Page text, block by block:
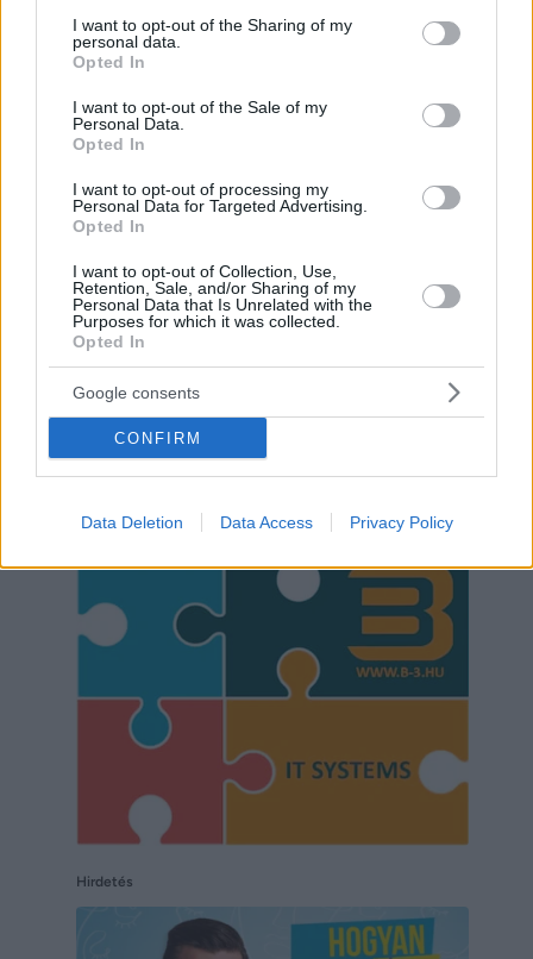
not limited to your visit or usage behaviour. You may click to
grant or deny consent to Google and its third-party tags to
use your data for below specified purposes in below Google
consent section.
I want to opt-out of the Sharing of my
personal data.
Opted In
I want to opt-out of the Sale of my
Personal Data.
Opted In
I want to opt-out of processing my
Personal Data for Targeted Advertising.
Opted In
I want to opt-out of Collection, Use,
Retention, Sale, and/or Sharing of my
Personal Data that Is Unrelated with the
Purposes for which it was collected.
Opted In
Google consents
CONFIRM
Data Deletion Data Access Privacy Policy
Hirdetés
Hirdetés